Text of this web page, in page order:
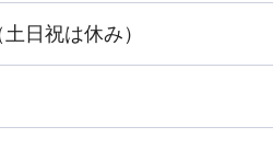
日祝は休み）